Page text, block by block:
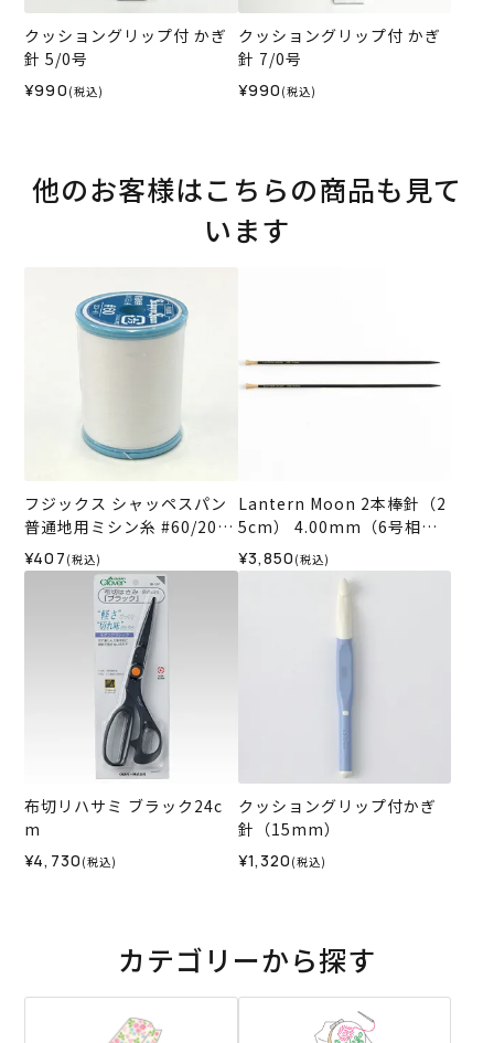
クッショングリップ付 かぎ
針 5/0号
¥990 (税込)
クッショングリップ付 かぎ
針 7/0号
¥990 (税込)
他のお客様はこちらの商品も見て
います
フジックス シャッペスパン
普通地用ミシン糸 #60/200
m col.401＜白＞
¥407 (税込)
Lantern Moon 2本棒針（2
5cm） 4.00mm（6号相
当）
¥3,850 (税込)
布切リハサミ ブラック24c
m
¥4,730 (税込)
クッショングリップ付かぎ
針（15mm）
¥1,320 (税込)
カテゴリーから探す